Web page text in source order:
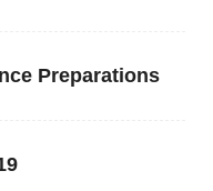
Preparations